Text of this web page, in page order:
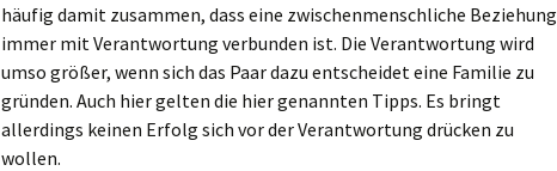
häufig damit zusammen, dass eine zwischenmenschliche Beziehung
immer mit Verantwortung verbunden ist. Die Verantwortung wird
umso größer, wenn sich das Paar dazu entscheidet eine Familie zu
gründen. Auch hier gelten die hier genannten Tipps. Es bringt
allerdings keinen Erfolg sich vor der Verantwortung drücken zu
wollen.